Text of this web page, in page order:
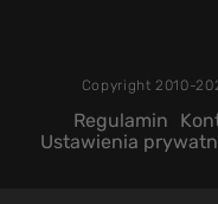
Copyright 2010-
Regulamin
Ustawienia